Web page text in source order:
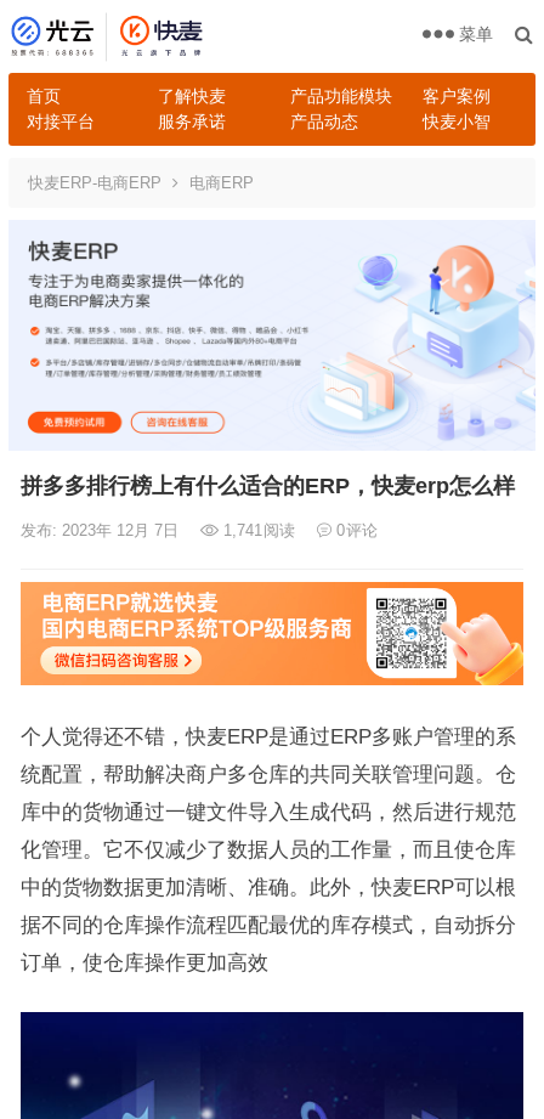
首页 了解快麦 产品功能模块
客户案例
对接平台
服务承诺 产品动态 快麦小智
菜单
快麦ERP-电商ERP 电商ERP
拼多多排行榜上有什么适合的ERP，快麦erp怎么样
发布: 2023年 12月 7日 1,741 阅读 0评论
个人觉得还不错，快麦ERP是通过ERP多账户管理的系
统配置，帮助解决商户多仓库的共同关联管理问题。仓
库中的货物通过一键文件导入生成代码，然后进行规范
化管理。它不仅减少了数据人员的工作量，而且使仓库
中的货物数据更加清晰、准确。此外，快麦ERP可以根
据不同的仓库操作流程匹配最优的库存模式，自动拆分
订单，使仓库操作更加高效